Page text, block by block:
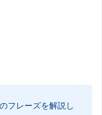
フレーズを解説し